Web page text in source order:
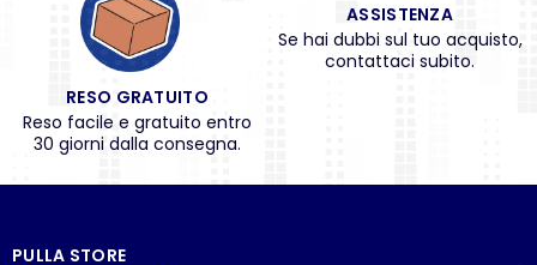
RESO GRATUITO
Reso facile e gratuito entro
30 giorni dalla consegna.
ASSISTENZA
Se hai dubbi sul tuo acquisto,
contattaci subito.
PULLA STORE